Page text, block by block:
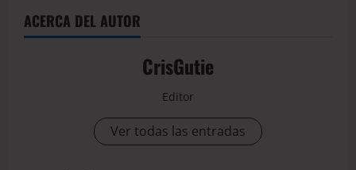
ACERCA DEL AUTOR
CrisGutie
Editor
Ver todas las entradas